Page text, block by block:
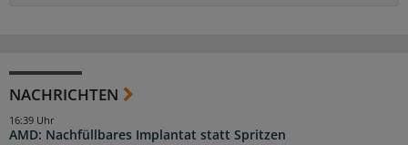
NACHRICHTEN
AMD: Nachfüllbares Implantat statt Spritzen
16:39 Uhr